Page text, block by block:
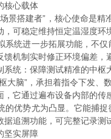
心载体
场景搭建者”，核心使命是
可稳定维持恒定温湿度
进一步拓展功能，不仅
机制实时修正环境偏差
统：保障测试精准的中枢
脑”，承担着指令下发、
它通过遍布设备内部的
势尤为凸显。它能捕捉
追溯功能，可完整记录
实屏障